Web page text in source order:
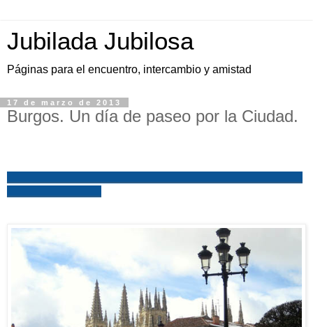
Jubilada Jubilosa
Páginas para el encuentro, intercambio y amistad
17 de marzo de 2013
Burgos. Un día de paseo por la Ciudad.